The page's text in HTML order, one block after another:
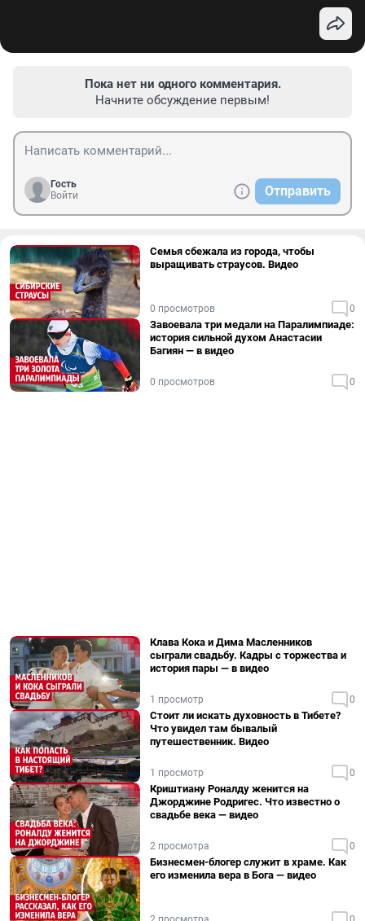
Пока нет ни одного комментария.
Начните обсуждение первым!
Гость
Войти
Отправить
Семья сбежала из города, чтобы
выращивать страусов. Видео
0 просмотров 0
Завоевала три медали на Паралимпиаде:
история сильной духом Анастасии
Багиян — в видео
0 просмотров 0
Клава Кока и Дима Масленников
сыграли свадьбу. Кадры с торжества и
история пары — в видео
1 просмотр 0
Стоит ли искать духовность в Тибете?
Что увидел там бывалый
путешественник. Видео
1 просмотр 0
Криштиану Роналду женится на
Джорджине Родригес. Что известно о
свадьбе века — видео
2 просмотра 0
Бизнесмен-блогер служит в храме. Как
его изменила вера в Бога — видео